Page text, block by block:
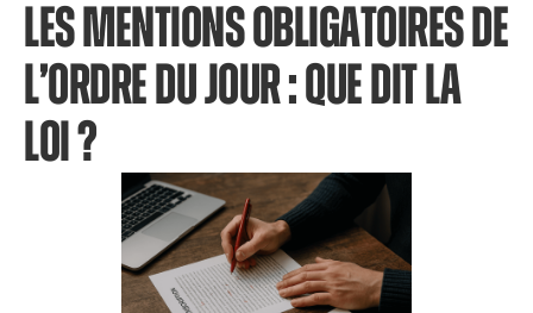
LES MENTIONS OBLIGATOIRES DE
L’ORDRE DU JOUR : QUE DIT LA
LOI ?